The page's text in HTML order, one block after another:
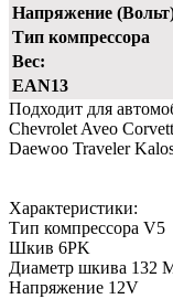
Напряжение
Тип компрессора
Вес:
EAN13
Подходит для
Chevrolet Aveo
Daewoo Traveler
Характеристики:
Тип компрессора V5
Шкив 6PK
Диаметр шкива 132
Напряжение 12V